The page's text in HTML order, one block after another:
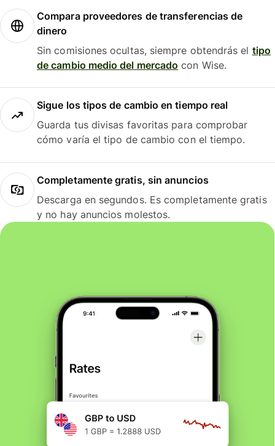
Compara proveedores de transferencias de
dinero
Sin comisiones ocultas, siempre obtendrás el tipo
de cambio medio del mercado con Wise.
Sigue los tipos de cambio en tiempo real
Guarda tus divisas favoritas para comprobar
cómo varía el tipo de cambio con el tiempo.
Completamente gratis, sin anuncios
Descarga en segundos. Es completamente gratis
y no hay anuncios molestos.